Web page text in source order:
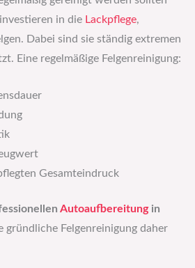
in die Lackpflege,
Dabei sind sie ständig extremen
Eine regelmäßige Felgenreinigung:
Gesamteindruck
Autoaufbereitungin
gründliche Felgenreinigung daher